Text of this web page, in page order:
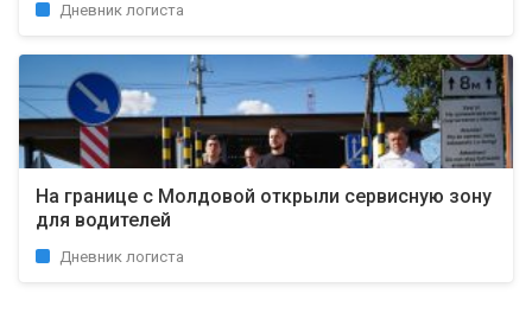
Дневник логиста
На границе с Молдовой открыли сервисную зону
для водителей
Дневник логиста